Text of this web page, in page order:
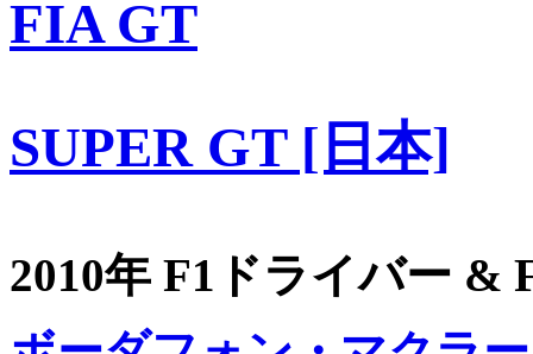
FIA GT
SUPER GT [日本]
2010年 F1ドライバー &